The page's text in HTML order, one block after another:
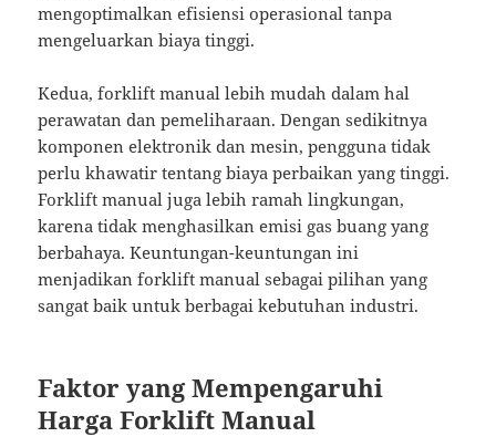
mengoptimalkan efisiensi operasional tanpa
mengeluarkan biaya tinggi.
Kedua, forklift manual lebih mudah dalam hal
perawatan dan pemeliharaan. Dengan sedikitnya
komponen elektronik dan mesin, pengguna tidak
perlu khawatir tentang biaya perbaikan yang tinggi.
Forklift manual juga lebih ramah lingkungan,
karena tidak menghasilkan emisi gas buang yang
berbahaya. Keuntungan-keuntungan ini
menjadikan forklift manual sebagai pilihan yang
sangat baik untuk berbagai kebutuhan industri.
Faktor yang Mempengaruhi
Harga Forklift Manual